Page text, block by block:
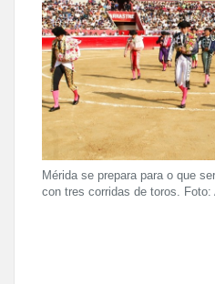
Mérida se prepara para o que
con tres corridas de toros.